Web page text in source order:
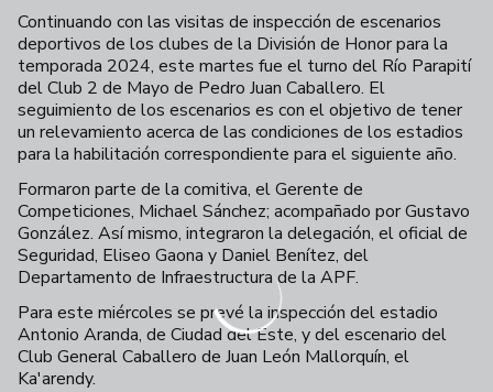
Continuando con las visitas de inspección de escenarios
deportivos de los clubes de la División de Honor para la
temporada 2024, este martes fue el turno del Río Parapití
del Club 2 de Mayo de Pedro Juan Caballero. El
seguimiento de los escenarios es con el objetivo de tener
un relevamiento acerca de las condiciones de los estadios
para la habilitación correspondiente para el siguiente año.
Formaron parte de la comitiva, el Gerente de
Competiciones, Michael Sánchez; acompañado por Gustavo
González. Así mismo, integraron la delegación, el oficial de
Seguridad, Eliseo Gaona y Daniel Benítez, del
Departamento de Infraestructura de la APF.
Para este miércoles se prevé la inspección del estadio
Antonio Aranda, de Ciudad del Este, y del escenario del
Club General Caballero de Juan León Mallorquín, el
Ka'arendy.